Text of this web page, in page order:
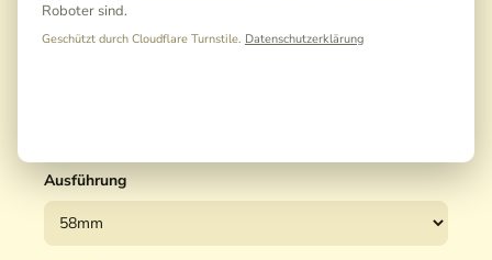
Roboter sind.
Geschützt durch Cloudflare Turnstile. Datenschutzerklärung
Preise inkl. MwSt. zzgl. Versandkosten
Ausführung